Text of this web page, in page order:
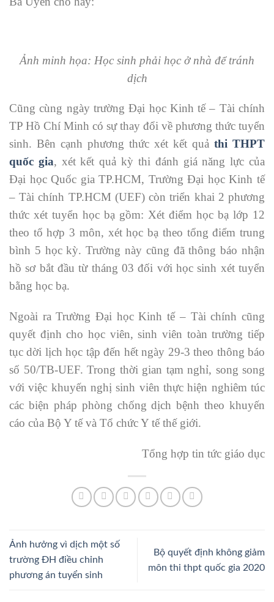
Ảnh minh họa: Học sinh phải học ở nhà để tránh
dịch
Cũng cùng ngày trường Đại học Kinh tế – Tài chính
TP Hồ Chí Minh có sự thay đổi về phương thức tuyển
sinh. Bên cạnh phương thức xét kết quả thi THPT
quốc gia, xét kết quả kỳ thi đánh giá năng lực của
Đại học Quốc gia TP.HCM, Trường Đại học Kinh tế
– Tài chính TP.HCM (UEF) còn triển khai 2 phương
thức xét tuyển học bạ gồm: Xét điểm học bạ lớp 12
theo tổ hợp 3 môn, xét học bạ theo tổng điểm trung
bình 5 học kỳ. Trường này cũng đã thông báo nhận
hồ sơ bắt đầu từ tháng 03 đối với học sinh xét tuyển
bằng học bạ.
Ngoài ra Trường Đại học Kinh tế – Tài chính cũng
quyết định cho học viên, sinh viên toàn trường tiếp
tục dời lịch học tập đến hết ngày 29-3 theo thông báo
số 50/TB-UEF. Trong thời gian tạm nghỉ, song song
với việc khuyến nghị sinh viên thực hiện nghiêm túc
các biện pháp phòng chống dịch bệnh theo khuyến
cáo của Bộ Y tế và Tổ chức Y tế thế giới.
Tổng hợp tin tức giáo dục
Ảnh hưởng vì dịch một số
trường ĐH điều chỉnh
phương án tuyển sinh
Bộ quyết định không giảm
môn thi thpt quốc gia 2020